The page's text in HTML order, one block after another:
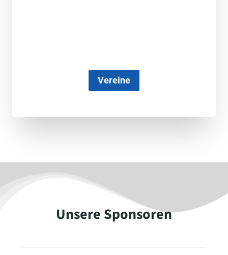
Vereine
Unsere Sponsoren